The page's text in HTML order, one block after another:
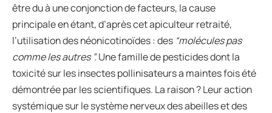
être du à une conjonction de facteurs, la cause
principale en étant, d’après cet apiculteur retraité,
l’utilisation des néonicotinoïdes : des “molécules pas
comme les autres ”.Une famille de pesticides dont la
toxicité sur les insectes pollinisateurs a maintes fois été
démontrée par les scientifiques. La raison ? Leur action
systémique sur le système nerveux des abeilles et des